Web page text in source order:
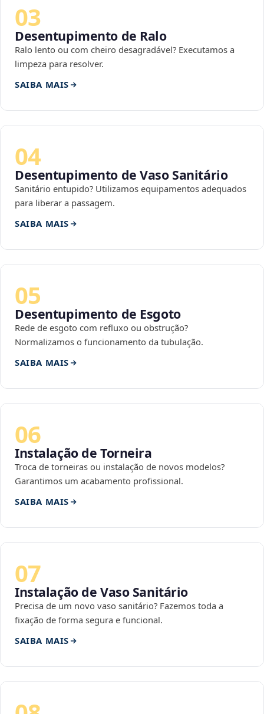
03
Desentupimento de Ralo
Ralo lento ou com cheiro desagradável? Executamos a
limpeza para resolver.
SAIBA MAIS
04
Desentupimento de Vaso Sanitário
Sanitário entupido? Utilizamos equipamentos adequados
para liberar a passagem.
SAIBA MAIS
05
Desentupimento de Esgoto
Rede de esgoto com refluxo ou obstrução?
Normalizamos o funcionamento da tubulação.
SAIBA MAIS
06
Instalação de Torneira
Troca de torneiras ou instalação de novos modelos?
Garantimos um acabamento profissional.
SAIBA MAIS
07
Instalação de Vaso Sanitário
Precisa de um novo vaso sanitário? Fazemos toda a
fixação de forma segura e funcional.
SAIBA MAIS